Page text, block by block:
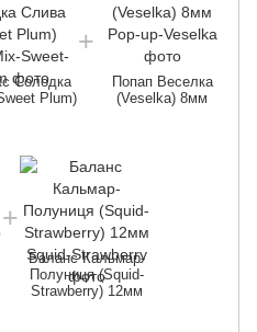
Солодка
Plum)
Попап Веселка
(Veselka) 8мм
Баланс Кальмар-
Полуниця (Squid-
Strawberry) 12мм